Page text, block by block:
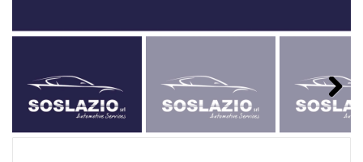
Next